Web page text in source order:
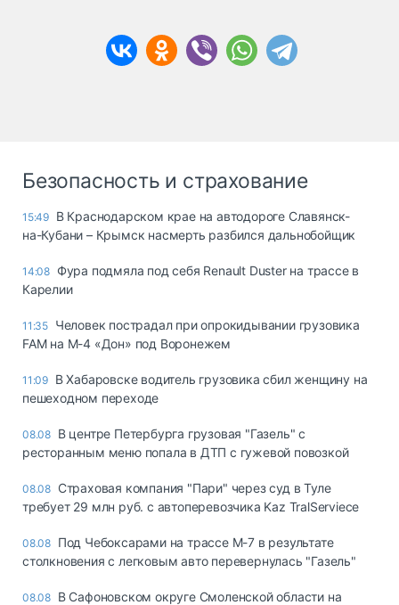
Безопасность и страхование
15:49 В Краснодарском крае на автодороге Славянск-
на-Кубани – Крымск насмерть разбился дальнобойщик
14:08 Фура подмяла под себя Renault Duster на трассе в
Карелии
11:35 Человек пострадал при опрокидывании грузовика
FAM на М-4 «Дон» под Воронежем
11:09 В Хабаровске водитель грузовика сбил женщину на
пешеходном переходе
08.08 В центре Петербурга грузовая "Газель" с
ресторанным меню попала в ДТП с гужевой повозкой
08.08 Страховая компания "Пари" через суд в Туле
требует 29 млн руб. с автоперевозчика Kaz TralServiece
08.08 Под Чебоксарами на трассе М-7 в результате
столкновения с легковым авто перевернулась "Газель"
08.08 В Сафоновском округе Смоленской области на